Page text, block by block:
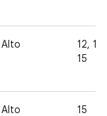
Alto
12,
15
Alto 15